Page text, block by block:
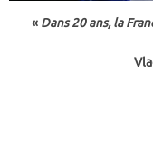
« Dans 20 ans, la